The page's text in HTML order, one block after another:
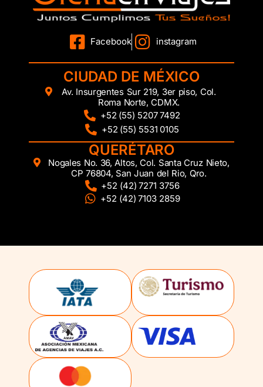
Facebook instagram
CIUDAD DE MÉXICO
Av. Insurgentes Sur 219, 3er piso, Col.
Roma Norte, CDMX.
+52 (55) 5207 7492
+52 (55) 5531 0105
QUERÉTARO
Nogales No. 36, Altos, Col. Santa Cruz Nieto,
CP 76804, San Juan del Rio, Qro.
+52 (42) 7271 3756
+52 (42) 7103 2859